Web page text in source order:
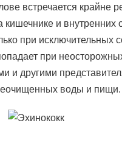
встречается крайне
кишечнике и внутренних
при исключительных
при
и другими
воды и пищи.